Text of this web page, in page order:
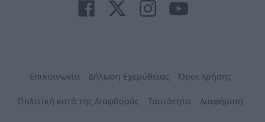
Επικοινωνία Δήλωση Εχεμύθειας Όροι Χρήσης
Πολιτική κατά της Διαφθοράς Ταυτότητα Διαφήμιση